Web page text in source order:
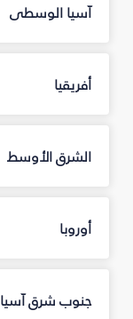
آسيا الوسطى
أفريقيا
الشرق الأوسط
أوروبا
جنوب شرق آسيا